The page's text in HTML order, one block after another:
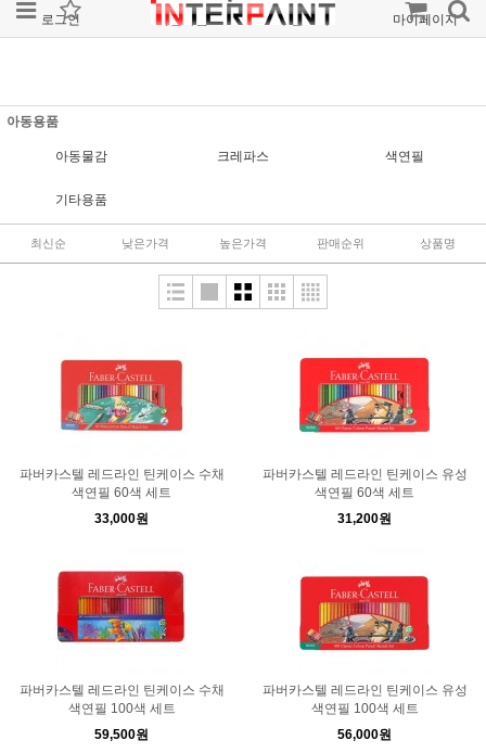
로그인 회원가입 주문조회 마이페이지
아동용품
아동물감 크레파스 색연필
기타용품
최신순 낮은가격 높은가격 판매순위 상품명
파버카스텔 레드라인 틴케이스 수채
색연필 60색 세트
33,000원
파버카스텔 레드라인 틴케이스 유성
색연필 60색 세트
31,200원
파버카스텔 레드라인 틴케이스 수채
색연필 100색 세트
59,500원
파버카스텔 레드라인 틴케이스 유성
색연필 100색 세트
56,000원